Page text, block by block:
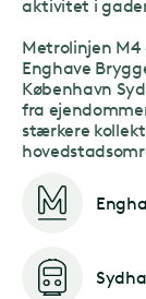
aktivitet i
Metrolinjen
Enghave
København
fra
stærkere